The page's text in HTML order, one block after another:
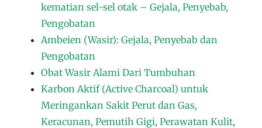
kematian sel-sel otak – Gejala, Penyebab,
Pengobatan
Ambeien (Wasir): Gejala, Penyebab dan
Pengobatan
Obat Wasir Alami Dari Tumbuhan
Karbon Aktif (Active Charcoal) untuk
Meringankan Sakit Perut dan Gas,
Keracunan, Pemutih Gigi, Perawatan Kulit,